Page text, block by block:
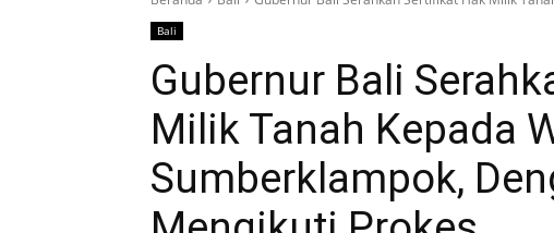
Bali
Gubernur Bali
Milik Tanah Kepada
Sumberklampok,